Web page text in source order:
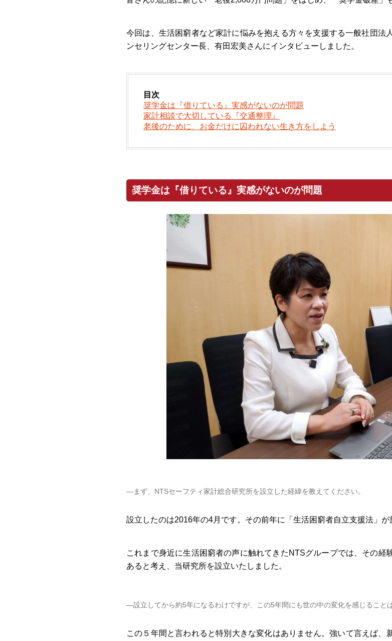
今回は、生活困窮者など家計に悩みを抱える方々を支援する一般社団法
ンセリングセンター長、有田宏美さんにインタビューしました。
目次
奨学金は『借りている』実感がないのが問題
家計相談で大切している『交通整理』
老後のために、お金だけに囚われない生き方をしよう
奨学金は『借りている』実感がないのが問題
―まず、NTSセーフティ家計総合研究所を設立した経緯を教えてください。
設立したのは2016年の4月です。その前年に「生活困窮者自立支援法」が
これまで身近に生活困窮者の声に触れてきたNTSグループでは、その経
あると考え、当研究所を設立いたしました。
―設立してから約5年になるわけですが、この5年間にも世の中の変化を感じること
この５年間と言われると特別大きな変化はありません。強いて言えば、